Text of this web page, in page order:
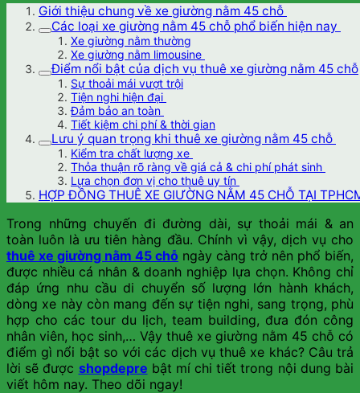
Giới thiệu chung về xe giường nằm 45 chỗ
Các loại xe giường nằm 45 chỗ phổ biến hiện nay
Xe giường nằm thường
Xe giường nằm limousine
Điểm nổi bật của dịch vụ thuê xe giường nằm 45 chỗ
Sự thoải mái vượt trội
Tiện nghi hiện đại
Đảm bảo an toàn
Tiết kiệm chi phí & thời gian
Lưu ý quan trọng khi thuê xe giường nằm 45 chỗ
Kiểm tra chất lượng xe
Thỏa thuận rõ ràng về giá cả & chi phí phát sinh
Lựa chọn đơn vị cho thuê uy tín
HỢP ĐỒNG THUÊ XE GIƯỜNG NẰM 45 CHỖ TẠI
Trong những chuyến đi đường dài, sự thoải mái & an
toàn luôn là ưu tiên hàng đầu. Chính vì vậy, dịch vụ cho
thuê xe giường nằm 45 chỗ ngày càng trở nên phổ biến,
được nhiều cá nhân & doanh nghiệp lựa chọn. Không chỉ
đáp ứng nhu cầu di chuyển số lượng lớn hành khách,
dòng xe này còn mang đến sự tiện nghi, sang trọng, phù
hợp cho các tour du lịch, team building, đưa đón công
nhân viên, học sinh,… Vậy thuê xe giường nằm 45 chỗ có
điểm gì nổi bật so với các dịch vụ thuê xe khác? Câu trả
lời sẽ được shopdepre bật mí chi tiết trong nội dung bài
viết hôm nay. Theo dõi ngay!